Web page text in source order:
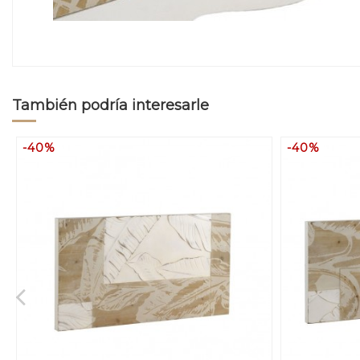
También podría interesarle
-40% -40%